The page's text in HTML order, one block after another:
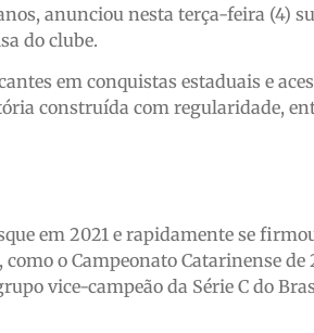
anunciou nesta terça-feira (4)
do clube.
em conquistas estaduais e
construída com regularidade,
em 2021 e rapidamente se
o Campeonato Catarinense de
vice-campeão da Série C do